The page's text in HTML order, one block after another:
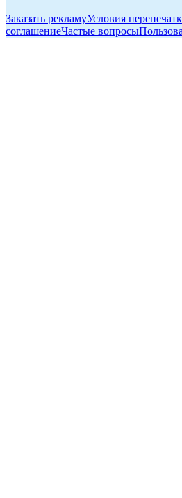
Заказать рекламуУсловия
соглашениеЧастые вопросы